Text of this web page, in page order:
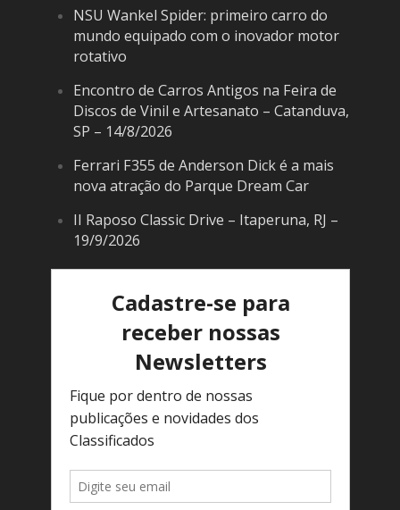
NSU Wankel Spider: primeiro carro do
mundo equipado com o inovador motor
rotativo
Encontro de Carros Antigos na Feira de
Discos de Vinil e Artesanato – Catanduva,
SP – 14/8/2026
Ferrari F355 de Anderson Dick é a mais
nova atração do Parque Dream Car
II Raposo Classic Drive – Itaperuna, RJ –
19/9/2026